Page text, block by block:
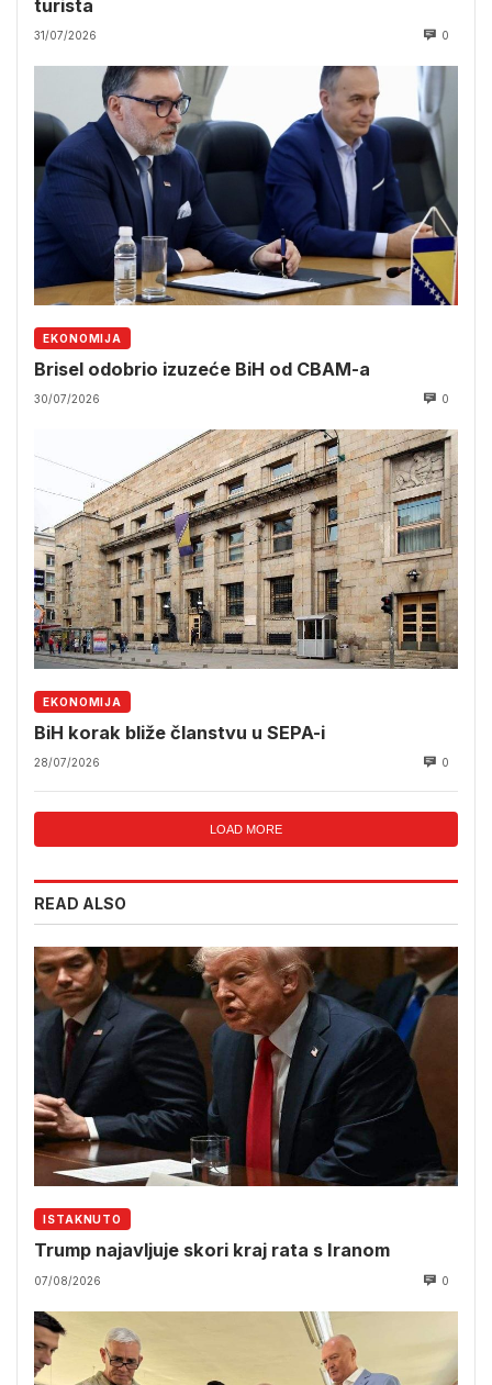
turista
31/07/2026 0
EKONOMIJA
Brisel odobrio izuzeće BiH od CBAM-a
30/07/2026 0
EKONOMIJA
BiH korak bliže članstvu u SEPA-i
28/07/2026 0
LOAD MORE
READ ALSO
ISTAKNUTO
Trump najavljuje skori kraj rata s Iranom
07/08/2026 0